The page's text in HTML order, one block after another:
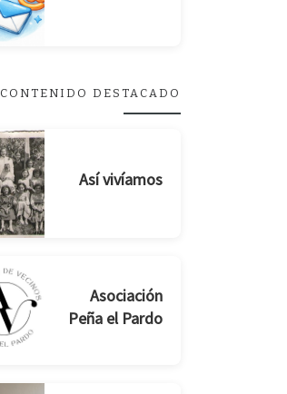
CONTENIDO DESTACADO
Así vivíamos
Asociación
Peña el Pardo